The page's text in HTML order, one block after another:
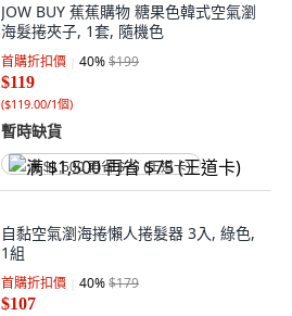
JOW BUY 蕉蕉購物 糖果色韓式空氣瀏
海髮捲夾子, 1套, 隨機色
首購折扣價 40%$199
$119
($119.00/1個)
暫時缺貨
满 $1,500 再省 $75 (王道卡)
自黏空氣瀏海捲懶人捲髮器 3入, 綠色,
1組
首購折扣價 40%$179
$107